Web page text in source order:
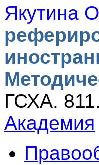
Якутина
ГСХА.
Академия